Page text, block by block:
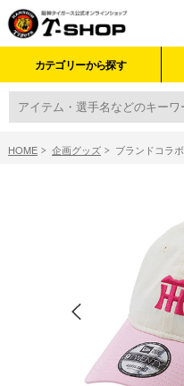
カテゴリーから探す
HOME 企画グッズ ブランドコラボ